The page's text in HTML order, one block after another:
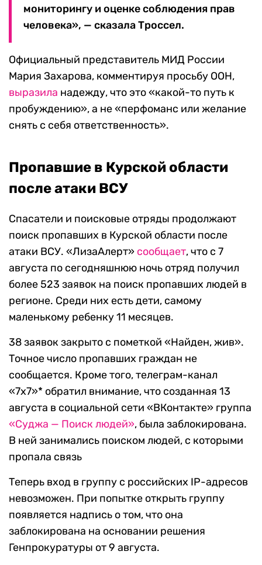
мониторингу и оценке соблюдения прав
человека», — сказала Троссел.
Официальный представитель МИД России
Мария Захарова, комментируя просьбу ООН,
выразила надежду, что это «какой-то путь к
пробуждению», а не «перфоманс или желание
снять с себя ответственность».
Пропавшие в Курской области
после атаки ВСУ
Спасатели и поисковые отряды продолжают
поиск пропавших в Курской области после
атаки ВСУ. «ЛизаАлерт» сообщает, что с 7
августа по сегодняшнюю ночь отряд получил
более 523 заявок на поиск пропавших людей в
регионе. Среди них есть дети, самому
маленькому ребенку 11 месяцев.
38 заявок закрыто с пометкой «Найден, жив».
Точное число пропавших граждан не
сообщается. Кроме того, телеграм-канал
«7х7»* обратил внимание, что созданная 13
августа в социальной сети «ВКонтакте» группа
«Суджа — Поиск людей», была заблокирована.
В ней занимались поиском людей, с которыми
пропала связь
Теперь вход в группу с российских IP-адресов
невозможен. При попытке открыть группу
появляется надпись о том, что она
заблокирована на основании решения
Генпрокуратуры от 9 августа.